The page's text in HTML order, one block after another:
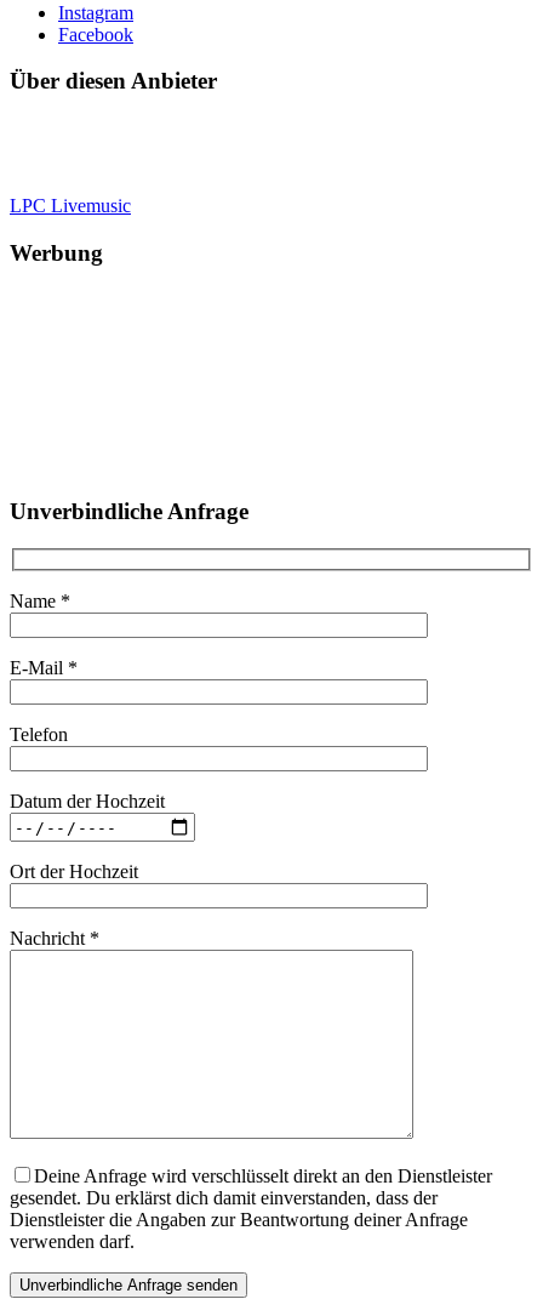
Instagram
Facebook
Über diesen Anbieter
LPC Livemusic
Werbung
Unverbindliche Anfrage
Name *
E-Mail *
Telefon
Datum der Hochzeit
Ort der Hochzeit
Nachricht *
Deine Anfrage wird verschlüsselt direkt an den Dienstleister
gesendet. Du erklärst dich damit einverstanden, dass der
Dienstleister die Angaben zur Beantwortung deiner Anfrage
verwenden darf.